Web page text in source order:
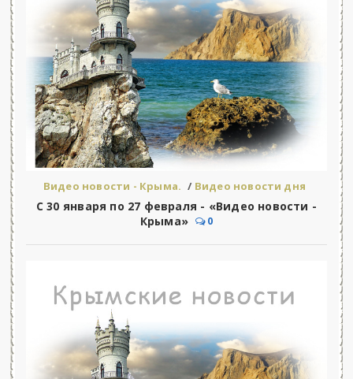
Видео новости - Крыма. / Видео новости дня
С 30 января по 27 февраля - «Видео новости -
Крыма»
0